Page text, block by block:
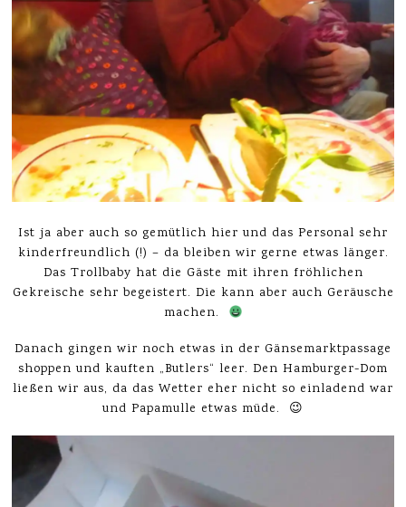
Ist ja aber auch so gemütlich hier und das Personal sehr
kinderfreundlich (!) – da bleiben wir gerne etwas länger.
Das Trollbaby hat die Gäste mit ihren fröhlichen
Gekreische sehr begeistert. Die kann aber auch Geräusche
machen.
Danach gingen wir noch etwas in der Gänsemarktpassage
shoppen und kauften „Butlers“ leer. Den Hamburger-Dom
ließen wir aus, da das Wetter eher nicht so einladend war
und Papamulle etwas müde. 😉